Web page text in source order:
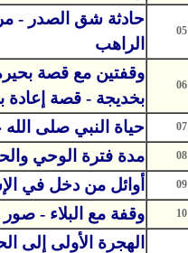
05
حادثة شق الصدر -
الراهب
06
وقفتين مع قصة
بخديجة - قصة إعادة
07 حياة النبي صلى
08 مدة فترة الوحي
09 أوائل من دخل في
10 وقفة مع البلاء - صور
الهجرة الأولى إلى